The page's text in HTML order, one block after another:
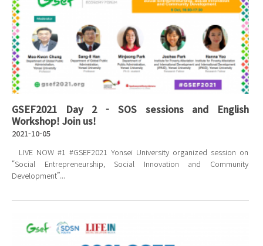
GSEF2021 Day 2 - SOS sessions and English
Workshop! Join us!
2021-10-05
“Social Entrepreneurship, Social Innovation and Community
Development”...